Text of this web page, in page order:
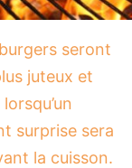
seront
juteux et
surprise sera
la cuisson.